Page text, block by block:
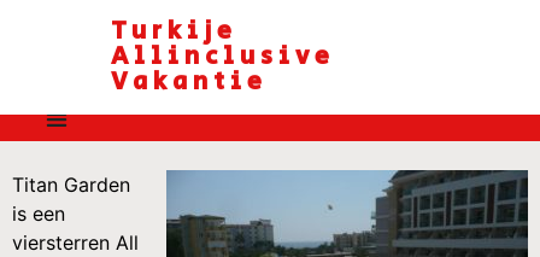
Turkije
Allinclusive
Vakantie
Titan Garden
is een
viersterren All